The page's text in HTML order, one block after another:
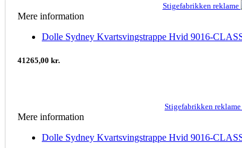
Stigefabrikken reklame
Mere information
Dolle Sydney Kvartsvingstrappe Hvid 9016-
41265,00 kr.
Stigefabrikken reklame
Mere information
Dolle Sydney Kvartsvingstrappe Hvid 9016-